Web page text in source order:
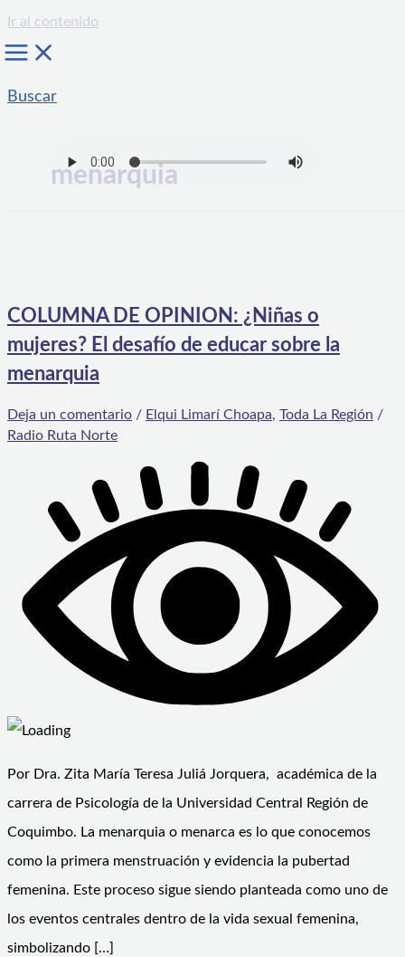
Ir al contenido
Buscar
menarquia
COLUMNA DE OPINION: ¿Niñas o
mujeres? El desafío de educar sobre la
menarquia
Deja un comentario / Elqui Limarí Choapa, Toda La Región /
Radio Ruta Norte
Por Dra. Zita María Teresa Juliá Jorquera, académica de la
carrera de Psicología de la Universidad Central Región de
Coquimbo. La menarquia o menarca es lo que conocemos
como la primera menstruación y evidencia la pubertad
femenina. Este proceso sigue siendo planteada como uno de
los eventos centrales dentro de la vida sexual femenina,
simbolizando […]